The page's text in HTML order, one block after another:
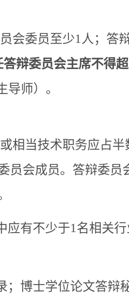
会委员至少1人；答
答辩委员会主席不得
师）。
相当技术职务应占半
员会成员。答辩委员
有不少于1名相关
；博士学位论文答辩